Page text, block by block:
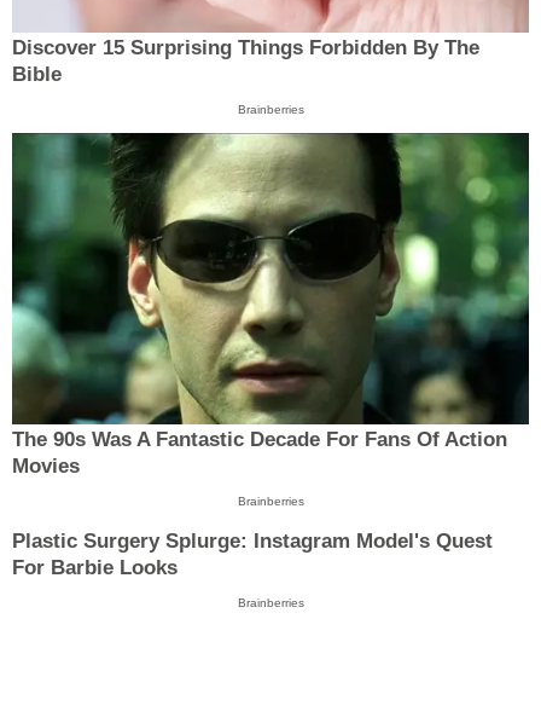
Discover 15 Surprising Things Forbidden By The
Bible
Brainberries
The 90s Was A Fantastic Decade For Fans Of Action
Movies
Brainberries
Plastic Surgery Splurge: Instagram Model's Quest
For Barbie Looks
Brainberries